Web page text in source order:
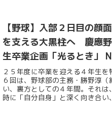
【野球】入部２日目の顔
を支える大黒柱へ 慶應
生卒業企画「光るとき」
２５年度に卒業を迎える４年生
６回は、野球部の主務・勝野淳
い、裏方としての４年間。それ
時に「自分自身」と深く向き合